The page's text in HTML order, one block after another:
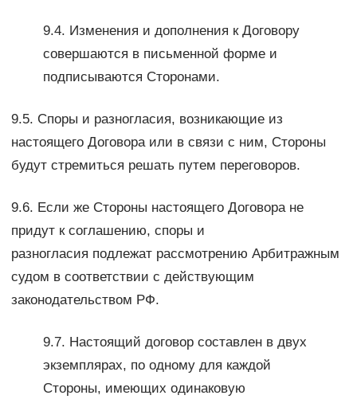
9.4. Изменения и дополнения к Договору
совершаются в письменной форме и
подписываются Сторонами.
9.5. Споры и разногласия, возникающие из
настоящего Договора или в связи с ним, Стороны
будут стремиться решать путем переговоров.
9.6. Если же Стороны настоящего Договора не
придут к соглашению, споры и
разногласия подлежат рассмотрению Арбитражным
судом в соответствии с действующим
законодательством РФ.
9.7. Настоящий договор составлен в двух
экземплярах, по одному для каждой
Стороны, имеющих одинаковую